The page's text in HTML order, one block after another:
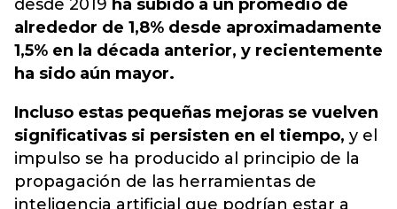
desde 2019 ha subido a un promedio de
alrededor de 1,8% desde aproximadamente
1,5% en la década anterior, y recientemente
ha sido aún mayor.
Incluso estas pequeñas mejoras se vuelven
significativas si persisten en el tiempo, y el
impulso se ha producido al principio de la
propagación de las herramientas de
inteligencia artificial que podrían estar a